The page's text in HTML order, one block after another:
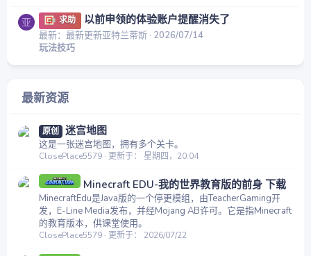
亚 求助 以前申领的体验账户提醒消失了
最新：最新更新亚特兰蒂斯 2026/07/14
玩法技巧
最新资源
原创 迷宫地图
这是一张迷宫地图，拥有多个关卡。
ClosePlace5579 更新于： 星期四，20:04
Minecraft EDU-我的世界教育版的前身 下载
MinecraftEdu是Java版的一个停更模组，由TeacherGaming开
发，E-Line Media发布，并经Mojang AB许可。它是指Minecraft
的教育版本，供课堂使用。
ClosePlace5579 更新于： 2026/07/22